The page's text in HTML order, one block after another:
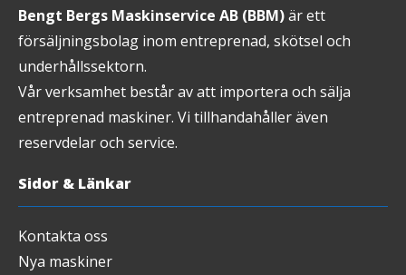
Bengt Bergs Maskinservice AB (BBM)är ett
försäljningsbolag inom entreprenad, skötsel och
underhållssektorn.
Vår verksamhet består av att importera och sälja
entreprenad maskiner. Vi tillhandahåller även
reservdelar och service.
Sidor & Länkar
Kontakta oss
Nya maskiner